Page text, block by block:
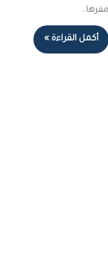
مقرها…
أكمل القراءة »